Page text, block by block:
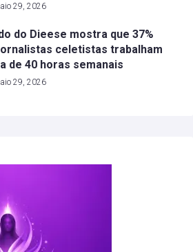
29, 2026
do Dieese mostra que 37%
celetistas trabalham
de 40 horas semanais
29, 2026